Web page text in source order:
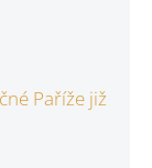
Paříže již